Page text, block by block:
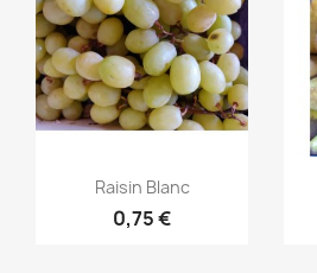
Aperçu rapide
Raisin Blanc
0,75 €